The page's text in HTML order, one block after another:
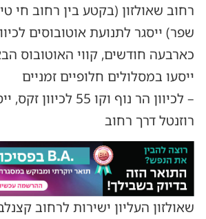
רחוב שאולזון (בקטע בין רחוב חי
שפר) ייסגר לתנועת אוטובוסים
כארבעה חודשים, קווי האוטובוס
ייסעו במסלולים חלופיים זמניים
– לכיוון הר נוף וקו
רוזנטל דרך רחוב
שאולזון העליון ישירות לרחוב